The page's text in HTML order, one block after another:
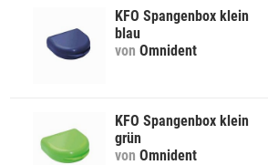
KFO Spangenbox klein
blau
von Omnident
KFO Spangenbox klein
grün
von Omnident